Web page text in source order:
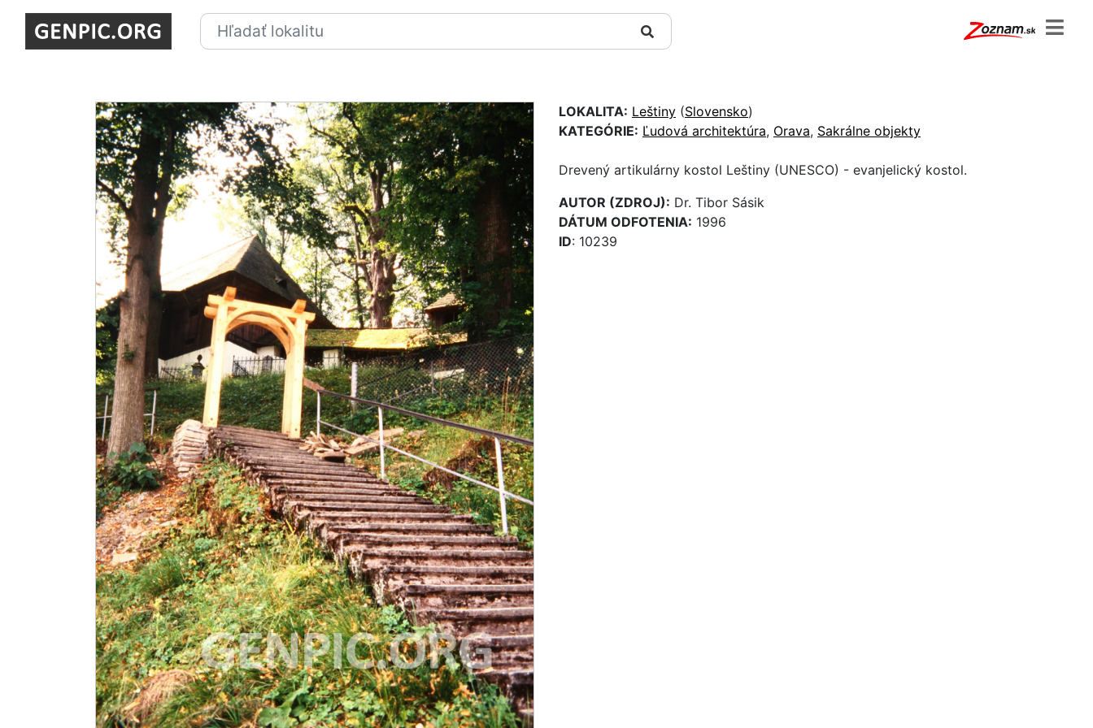
LOKALITA: Leštiny (Slovensko)
KATEGÓRIE: Ľudová architektúra, Orava, Sakrálne objekty
Drevený artikulárny kostol Leštiny (UNESCO) - evanjelický kostol.
AUTOR (ZDROJ): Dr. Tibor Sásik
DÁTUM ODFOTENIA: 1996
ID: 10239